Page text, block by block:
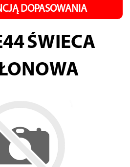
DOPASOWANIA
ŚWIECA